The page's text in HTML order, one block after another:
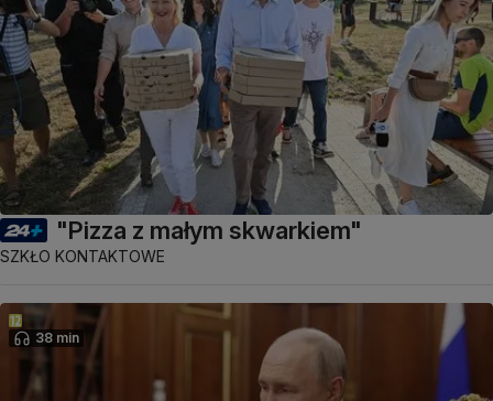
"Pizza z małym skwarkiem"
SZKŁO KONTAKTOWE
38 min